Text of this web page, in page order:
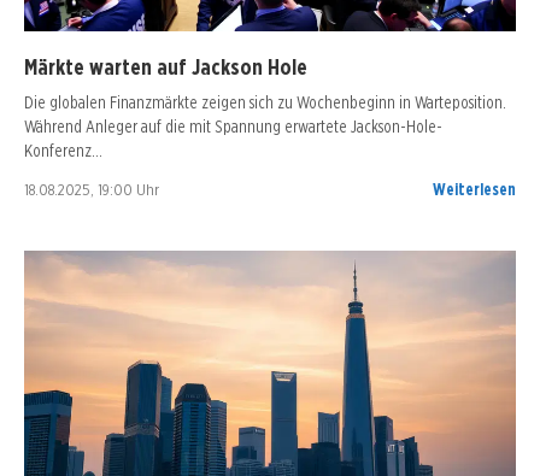
Märkte warten auf Jackson Hole
Die globalen Finanzmärkte zeigen sich zu Wochenbeginn in Warteposition.
Während Anleger auf die mit Spannung erwartete Jackson-Hole-
Konferenz…
18.08.2025, 19:00 Uhr Weiterlesen